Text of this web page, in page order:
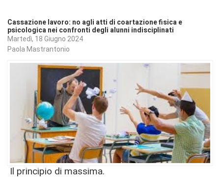
Cassazione lavoro: no agli atti di coartazione fisica e
psicologica nei confronti degli alunni indisciplinati
Martedì, 18 Giugno 2024
Paola Mastrantonio
Il principio di massima.